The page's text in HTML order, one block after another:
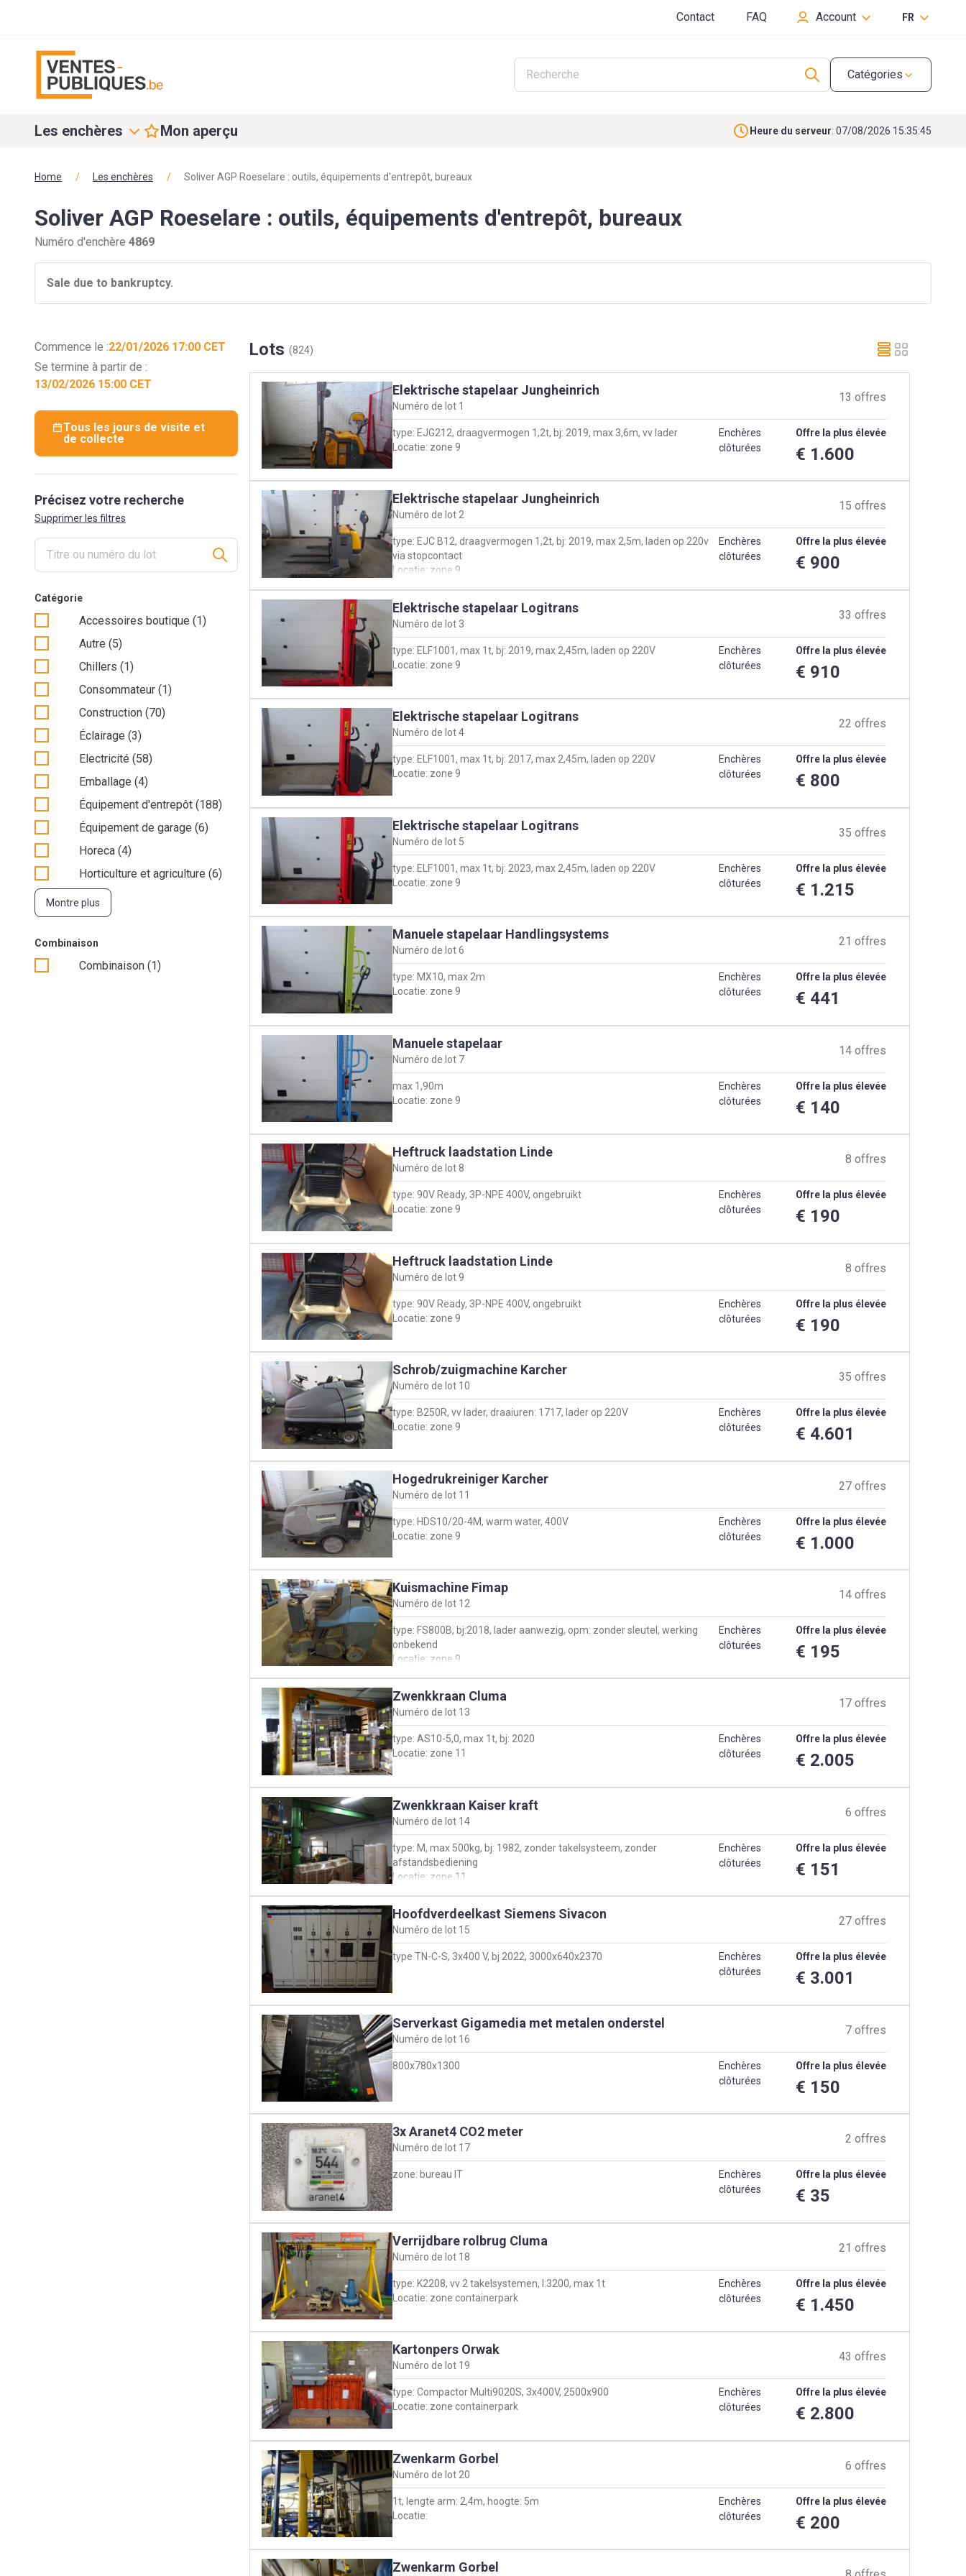
Contact FAQ Account FR
Catégories
Les enchères Mon aperçu Heure du serveur: 07/08/2026 15:35:46
Home / Les enchères / Soliver AGP Roeselare : outils, équipements d'entrepôt, bureaux
Soliver AGP Roeselare : outils, équipements d'entrepôt, bureaux
Numéro d'enchère 4869
Sale due to bankruptcy.
Commence le :22/01/2026 17:00 CET
Se termine à partir de :
13/02/2026 15:00 CET
Tous les jours de visite et
de collecte
Précisez votre recherche
Supprimer les filtres
Catégorie
Accessoires boutique (1)
Autre (5)
Chillers (1)
Consommateur (1)
Construction (70)
Éclairage (3)
Electricité (58)
Emballage (4)
Équipement d'entrepôt (188)
Équipement de garage (6)
Horeca (4)
Horticulture et agriculture (6)
Montre plus
Combinaison
Combinaison (1)
Lots(824)
Elektrische stapelaar Jungheinrich
Numéro de lot 1
13 offres
type: EJG212, draagvermogen 1,2t, bj: 2019, max 3,6m, vv lader
Locatie: zone 9
Enchères
clôturées
Offre la plus élevée
€ 1.600
Elektrische stapelaar Jungheinrich
Numéro de lot2
15 offres
type: EJC B12, draagvermogen 1,2t, bj: 2019, max 2,5m, laden op 220v
via stopcontact
Locatie: zone 9
Enchères
clôturées
Offre la plus élevée
€ 900
Elektrische stapelaar Logitrans
Numéro de lot 3
33 offres
type: ELF1001, max 1t, bj: 2019, max 2,45m, laden op 220V
Locatie: zone 9
Enchères
clôturées
Offre la plus élevée
€ 910
Elektrische stapelaar Logitrans
Numéro de lot4
22 offres
type: ELF1001, max 1t, bj: 2017, max 2,45m, laden op 220V
Locatie: zone 9
Enchères
clôturées
Offre la plus élevée
€ 800
Elektrische stapelaar Logitrans
Numéro de lot 5
35 offres
type: ELF1001, max 1t, bj: 2023, max 2,45m, laden op 220V
Locatie: zone 9
Enchères
clôturées
Offre la plus élevée
€ 1.215
Manuele stapelaar Handlingsystems
Numéro de lot6
21 offres
type: MX10, max 2m
Locatie: zone 9
Enchères
clôturées
Offre la plus élevée
€ 441
Manuele stapelaar
Numéro de lot 7
14 offres
max 1,90m
Locatie: zone 9
Enchères
clôturées
Offre la plus élevée
€ 140
Heftruck laadstation Linde
Numéro de lot8
8 offres
type: 90V Ready, 3P-NPE 400V, ongebruikt
Locatie: zone 9
Enchères
clôturées
Offre la plus élevée
€ 190
Heftruck laadstation Linde
Numéro de lot9
8 offres
type: 90V Ready, 3P-NPE 400V, ongebruikt
Locatie: zone 9
Enchères
clôturées
Offre la plus élevée
€ 190
Schrob/zuigmachine Karcher
Numéro de lot 10
35 offres
type: B250R, vv lader, draaiuren: 1717, lader op 220V
Locatie: zone 9
Enchères
clôturées
Offre la plus élevée
€ 4.601
Hogedrukreiniger Karcher
Numéro de lot 11
27 offres
type: HDS10/20-4M, warm water, 400V
Locatie: zone 9
Enchères
clôturées
Offre la plus élevée
€ 1.000
Kuismachine Fimap
Numéro de lot 12
14 offres
type: FS800B, bj:2018, lader aanwezig, opm: zonder sleutel, werking
onbekend
Locatie: zone 9
Enchères
clôturées
Offre la plus élevée
€ 195
Zwenkkraan Cluma
Numéro de lot 13
17 offres
type: AS10-5,0, max 1t, bj: 2020
Locatie: zone 11
Enchères
clôturées
Offre la plus élevée
€ 2.005
Zwenkkraan Kaiser kraft
Numéro de lot 14
6 offres
type: M, max 500kg, bj: 1982, zonder takelsysteem, zonder
afstandsbediening
Locatie: zone 11
Enchères
clôturées
Offre la plus élevée
€ 151
Hoofdverdeelkast Siemens Sivacon
Numéro de lot 15
27 offres
type TN-C-S, 3x400 V, bj 2022, 3000x640x2370
Enchères
clôturées
Offre la plus élevée
€ 3.001
Serverkast Gigamedia met metalen onderstel
Numéro de lot 16
7 offres
800x780x1300
Enchères
clôturées
Offre la plus élevée
€ 150
3x Aranet4 CO2 meter
Numéro de lot 17
2 offres
zone: bureau IT
Enchères
clôturées
Offre la plus élevée
€ 35
Verrijdbare rolbrug Cluma
Numéro de lot 18
21 offres
type: K2208, vv 2 takelsystemen, l:3200, max 1t
Locatie: zone containerpark
Enchères
clôturées
Offre la plus élevée
€ 1.450
Kartonpers Orwak
Numéro de lot 19
43 offres
type: Compactor Multi9020S, 3x400V, 2500x900
Locatie: zone containerpark
Enchères
clôturées
Offre la plus élevée
€ 2.800
Zwenkarm Gorbel
Numéro de lot 20
6 offres
1t, lengte arm: 2,4m, hoogte: 5m
Locatie:
Enchères
clôturées
Offre la plus élevée
€ 200
Zwenkarm Gorbel